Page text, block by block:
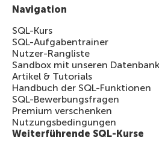
Navigation
SQL-Kurs
SQL-Aufgabentrainer
Nutzer-Rangliste
Sandbox mit unseren
Artikel & Tutorials
Handbuch der SQL-Funktionen
SQL-Bewerbungsfragen
Premium verschenken
Nutzungsbedingungen
Weiterführende SQL-Kurse